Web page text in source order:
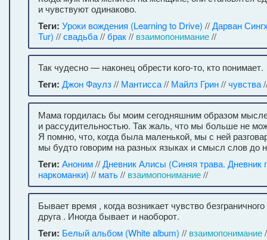
и чувствуют одинаково.
Теги: Уроки вождения (Learning to Drive) //Дарван
Tur) //свадьба//брак// взаимопонимание//
Так чудесно — наконец обрести кого-то, кто понимает.
Теги: Джон Фаулз// Мантисса// Майлз Грин//чувства
Мама гордилась бы моим сегодняшним образом
и рассудительностью. Так жаль, что мы больше не
Я помню, что, когда была маленькой, мы с ней
мы будто говорим на разных языках и смысл слов до
Теги: Аноним//Дневник Алисы (Синяя трава. Дневник
наркоманки) // мать// взаимопонимание//
Бывает время , когда возникает чувство
друга . Иногда бывает и наоборот.
Теги: Белый альбом (White album) // взаимопонимание